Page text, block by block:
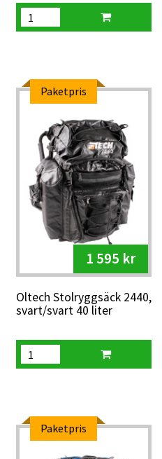
Paketpris
1 595 kr
Oltech Stolryggsäck 2440,
svart/svart 40 liter
Paketpris